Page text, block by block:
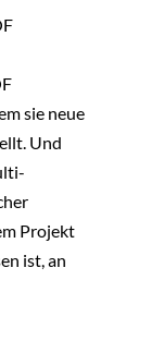
sie neue
Und
Projekt
ist, an